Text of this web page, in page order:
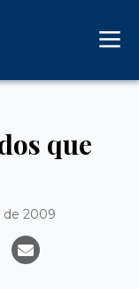
que
de 2009